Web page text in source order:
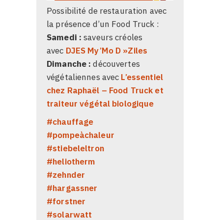
Possibilité de restauration avec
la présence d’un Food Truck :
Samedi : saveurs créoles
avec DJES My’Mo D »Ziles
Dimanche : découvertes
végétaliennes avec L’essentiel
chez Raphaël – Food Truck et
traiteur végétal biologique
#chauffage
#pompeàchaleur
#stiebeleltron
#heliotherm
#zehnder
#hargassner
#forstner
#solarwatt